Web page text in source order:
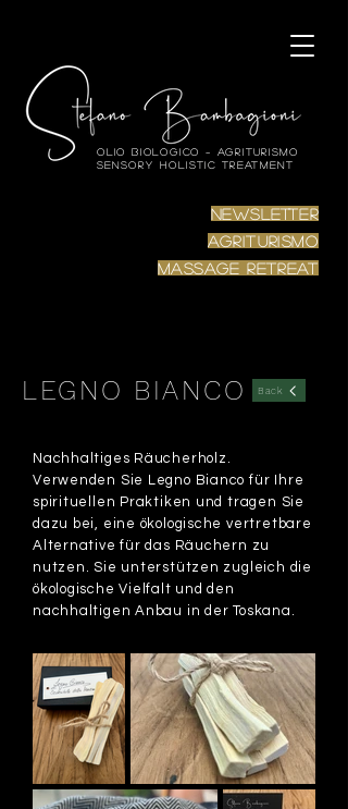
Olio biologico – Agriturismo
Sensory Holistic Treatment
Newsletter
Agriturismo
Massage RETREAT
LEGNO BIANCO Back
Nachhaltiges Räucherholz.
Verwenden Sie Legno Bianco für Ihre
spirituellen Praktiken und tragen Sie
dazu bei, eine ökologische vertretbare
Alternative für das Räuchern zu
nutzen. Sie unterstützen zugleich die
ökologische Vielfalt und den
nachhaltigen Anbau in der Toskana.